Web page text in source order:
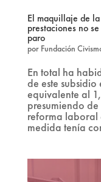
El maquillaje de
prestaciones no
paro
por Fundación
En total ha
de este
equivalente al
presumiendo
reforma laboral
medida tenía